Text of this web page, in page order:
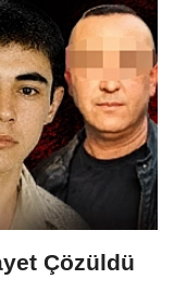
Çözüldü